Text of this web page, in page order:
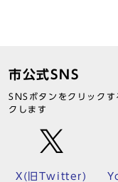
市公式SNS
SNSボタンをクリック
クします
X(旧Twitter)